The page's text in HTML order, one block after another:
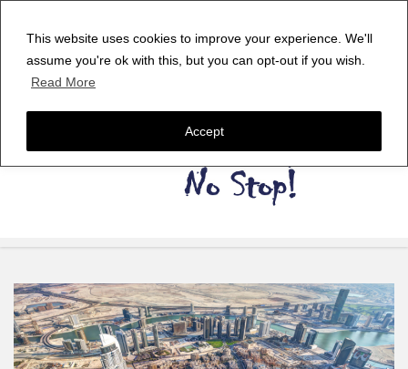
This website uses cookies to improve your experience. We'll
assume you're ok with this, but you can opt-out if you wish.
Read More
Accept